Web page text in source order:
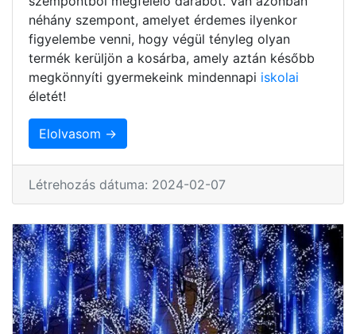
néhány szempont, amelyet érdemes ilyenkor
figyelembe venni, hogy végül tényleg olyan
termék kerüljön a kosárba, amely aztán később
megkönnyíti gyermekeink mindennapi iskolai
életét!
Elolvasom →
Létrehozás dátuma: 2024-02-07